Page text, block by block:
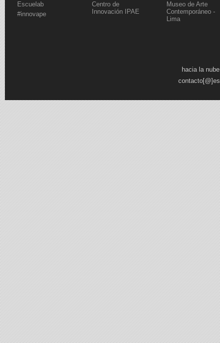
Escuelab
#innovape
Centro de
Innovación IPAE
Museo de Arte
Contemporáneo -
Lima
hacia la